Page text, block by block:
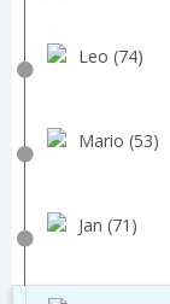
Leo (74)
Mario (53)
Jan (71)